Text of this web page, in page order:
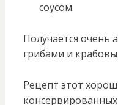
соусом.
Получается очень
грибами и
Рецепт этот